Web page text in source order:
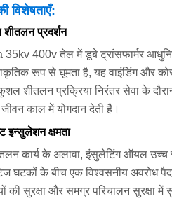
विशेषताएँ:
प्रदर्शन
35kv 400v तेल में डूबे ट्रांसफार्मर
रूप से घूमता है, यह वाइंडिंग और
शीतलन प्रक्रिया निरंतर सेवा के
काल में योगदान देती है।
इन्सुलेशन क्षमता
कार्य के अलावा, इंसुलेटिंग ऑयल उच्च
घटकों के बीच एक विश्वसनीय अवरोध
की सुरक्षा और समग्र परिचालन सुरक्षा